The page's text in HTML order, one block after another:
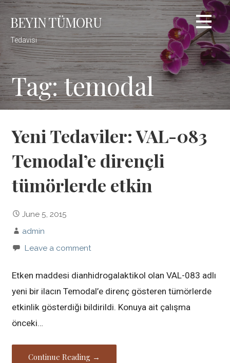
Skip
BEYIN TÜMORU
Tedavisi
Tag: temodal
Yeni Tedaviler: VAL-083
Temodal’e dirençli
tümörlerde etkin
June 5, 2015
admin
Leave a comment
Etken maddesi dianhidrogalaktikol olan VAL-083 adlı
yeni bir ilacın Temodal’e direnç gösteren tümörlerde
etkinlik gösterdiği bildirildi. Konuya ait çalışma
önceki…
Continue Reading →